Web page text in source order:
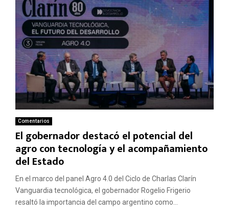
Comentarios
El gobernador destacó el potencial del
agro con tecnología y el acompañamiento
del Estado
En el marco del panel Agro 4.0 del Ciclo de Charlas Clarín
Vanguardia tecnológica, el gobernador Rogelio Frigerio
resaltó la importancia del campo argentino como...